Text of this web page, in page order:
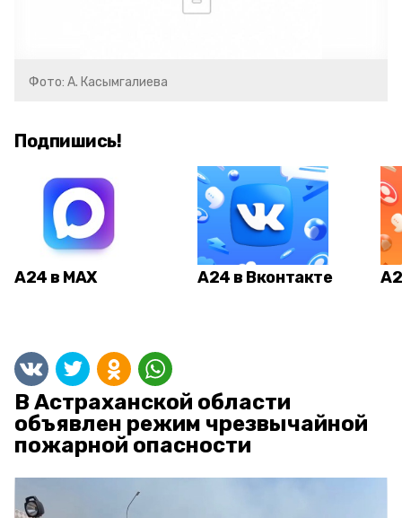
Фото: А. Касымгалиева
Подпишись!
А24 в MAX А24 в Вконтакте
В Астраханской области
объявлен режим чрезвычайной
пожарной опасности